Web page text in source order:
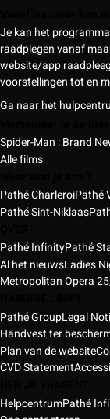
Je kan het
raadplegen vanaf
website/app
voorstellingen tot en
Ga naar het
Spider-Man : Brand
Alle films
Pathé CharleroiPathé
Pathé Sint-Niklaas
Pathé InfinityPathé
Al het nieuwsLadies
Metropolitan Opera
Pathé GroupLegal
Handvest ter
Plan van de website
CVD Statement
HelpcentrumPathé